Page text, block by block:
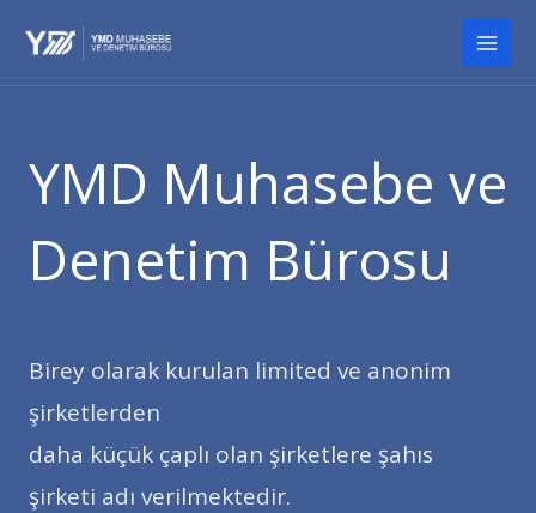
Main
YMD Muhasebe ve
Denetim Bürosu
Birey olarak kurulan limited ve anonim
şirketlerden
daha küçük çaplı olan şirketlere şahıs
şirketi adı verilmektedir.